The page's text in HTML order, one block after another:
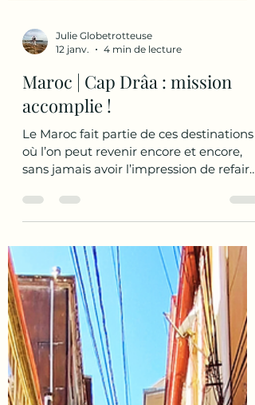
Julie Globetrotteuse
12 janv.
4 min de lecture
Maroc | Cap Drâa : mission
accomplie !
où l’on peut revenir encore et encore,
sans jamais avoir l’impression de refaire
découverte en avril 2023 en famille,
nous avons choisi d’y retourner en
octobre dernier. Cette fois, l’aventure
s’est écrite à plusieurs, entre amis, sur
les routes marocaines, avec une envie
commune : explorer autrement, plus
loin, plus intensément. Notre itinéraire
nous a menés du désert aux plages
blanches de l’Atlanti